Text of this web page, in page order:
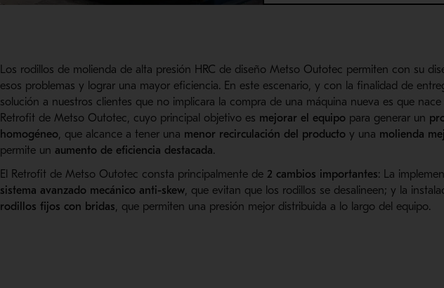
Los rodillos de molienda de alta presión HRC de diseño Metso Outotec permiten con su
esos problemas y lograr una mayor eficiencia. En este escenario, y con la finalidad de
solución a nuestros clientes que no implicara la compra de una máquina nueva es que
Retrofit de Metso Outotec, cuyo principal objetivo es mejorar el equipo para generar un
homogéneo, que alcance a tener una menor recirculación del producto y una molienda
permite un aumento de eficiencia destacada.
El Retrofit de Metso Outotec consta principalmente de 2 cambios importantes: La
sistema avanzado mecánico anti-skew, que evitan que los rodillos se desalineen; y la
rodillos fijos con bridas, que permiten una presión mejor distribuida a lo largo del equipo.